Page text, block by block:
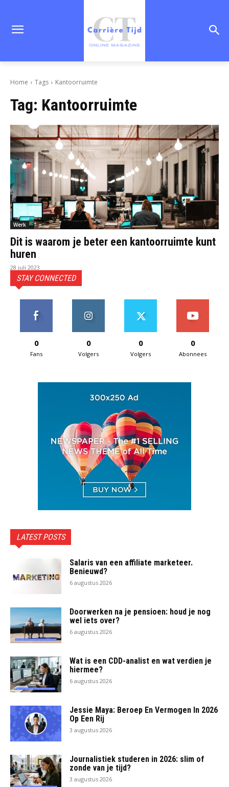
Home Tags Kantoorruimte
Tag: Kantoorruimte
Werk
Dit is waarom je beter een kantoorruimte kunt
huren
28 juli 2023
STAY CONNECTED
0
Fans
0
Volgers
0
Volgers
0
Abonnees
LATEST POSTS
Salaris van een affiliate marketeer.
Benieuwd?
6 augustus 2026
Doorwerken na je pensioen: houd je nog
wel iets over?
6 augustus 2026
Wat is een CDD-analist en wat verdien je
hiermee?
6 augustus 2026
Jessie Maya: Beroep En Vermogen In 2026
Op Een Rij
3 augustus 2026
Journalistiek studeren in 2026: slim of
zonde van je tijd?
3 augustus 2026